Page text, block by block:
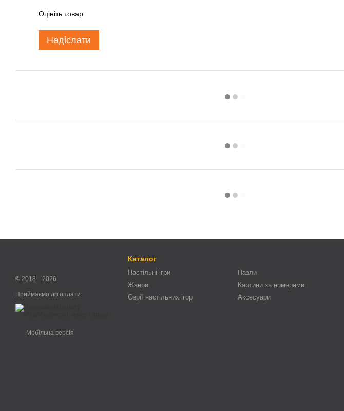
Оцініть товар
Надіслати
© 2018—2026
Приймаємо до оплати
Мобільна версія
Каталог
Настільні ігри
Жанри
Серії настільних ігор
Пазли
Картини за номерами
Аксесуари